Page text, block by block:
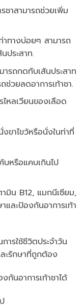
ชาสามารถช่วยเพิ่ม
าทางบ่อยๆ สามารถ
ประสาท.
ารถกดทับเส้นประสาท
วยลดอาการเท้าชา.
ไหลเวียนของเลือด
ขาไขว้หรือนั่งในท่าที่
บหรือแคบเกินไป
มิน B12, แมกนีเซียม,
และป้องกันอาการเท้า
ารใช้ชีวิตประจำวัน
ะรักษาที่ถูกต้อง
กันอาการเท้าชาได้